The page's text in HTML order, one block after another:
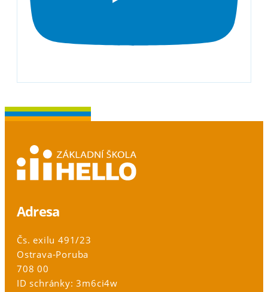
Adresa
Čs. exilu 491/23
Ostrava-Poruba
708 00
ID schránky: 3m6ci4w